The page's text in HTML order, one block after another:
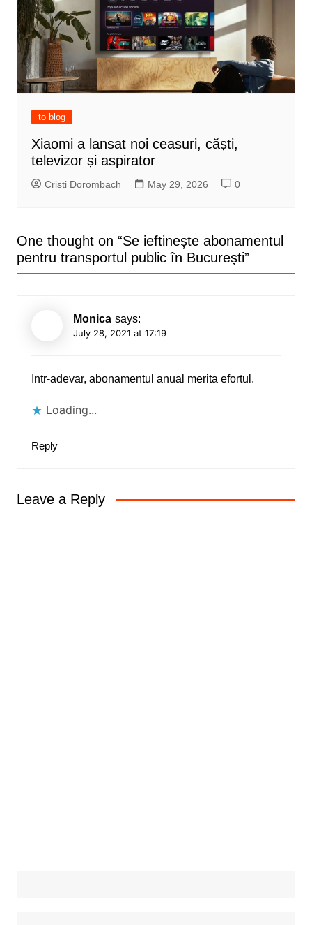
to blog
Xiaomi a lansat noi ceasuri, căști,
televizor și aspirator
Cristi Dorombach May 29, 2026 0
One thought on “Se ieftinește abonamentul
pentru transportul public în București”
Monica says:
July 28, 2021 at 17:19
Intr-adevar, abonamentul anual merita efortul.
Loading...
Reply
Leave a Reply